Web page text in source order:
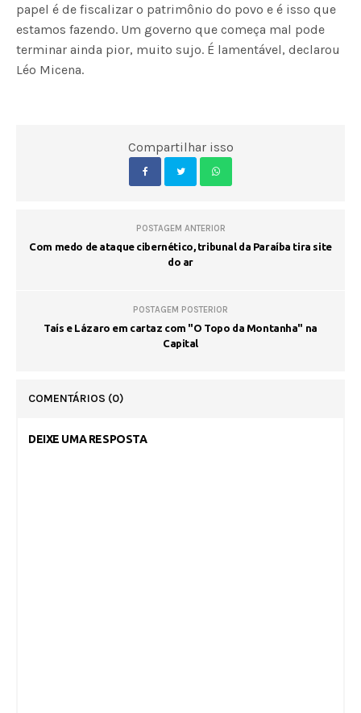
papel é de fiscalizar o patrimônio do povo e é isso que
estamos fazendo. Um governo que começa mal pode
terminar ainda pior, muito sujo. É lamentável, declarou
Léo Micena.
Compartilhar isso
POSTAGEM ANTERIOR
Com medo de ataque cibernético, tribunal da Paraíba tira site
do ar
POSTAGEM POSTERIOR
Taís e Lázaro em cartaz com "O Topo da Montanha" na
Capital
COMENTÁRIOS (0)
DEIXE UMA RESPOSTA